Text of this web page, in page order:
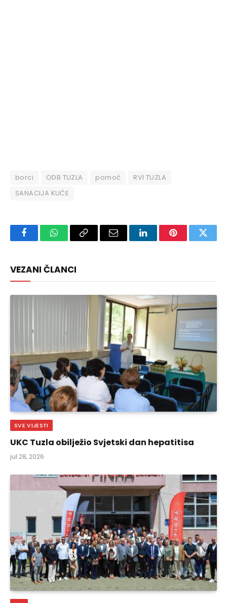
borci ODB TUZLA pomoć
RVI TUZLA
SANACIJA KUĆE
FacebookWhatsAppCopy
Email LinkedInPinterest
VEZANI ČLANCI
SVE VIJESTI
UKC Tuzla obilježio Svjetski dan hepatitisa
jul 28, 2026